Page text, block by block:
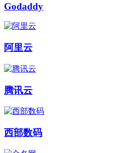
Godaddy
阿里云
腾讯云
西部数码